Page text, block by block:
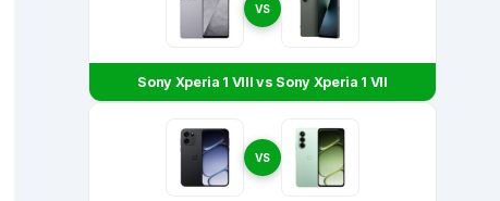
VS
Sony Xperia 1 VIII vs Sony Xperia 1 VII
VS